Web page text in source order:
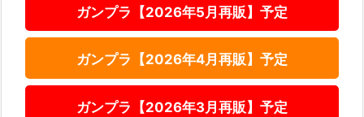
ガンプラ【2026年5月再販】予定
ガンプラ【2026年4月再販】予定
ガンプラ【2026年3月再販】予定